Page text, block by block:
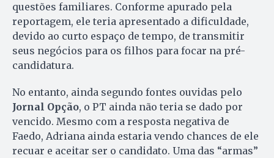
questões familiares. Conforme apurado pela
reportagem, ele teria apresentado a dificuldade,
devido ao curto espaço de tempo, de transmitir
seus negócios para os filhos para focar na pré-
candidatura.
No entanto, ainda segundo fontes ouvidas pelo
Jornal Opção, o PT ainda não teria se dado por
vencido. Mesmo com a resposta negativa de
Faedo, Adriana ainda estaria vendo chances de ele
recuar e aceitar ser o candidato. Uma das “armas”